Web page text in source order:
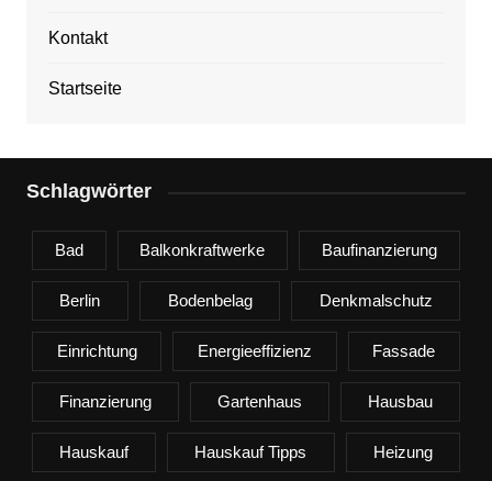
Kontakt
Startseite
Schlagwörter
Bad Balkonkraftwerke Baufinanzierung
Berlin Bodenbelag Denkmalschutz
Einrichtung Energieeffizienz Fassade
Finanzierung Gartenhaus Hausbau
Hauskauf Hauskauf Tipps Heizung